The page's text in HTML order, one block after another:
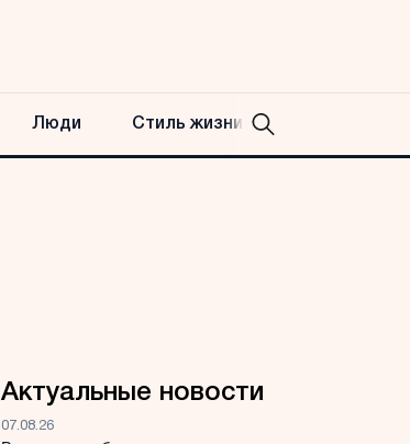
Люди Стиль жизни
Актуальные новости
07.08.26